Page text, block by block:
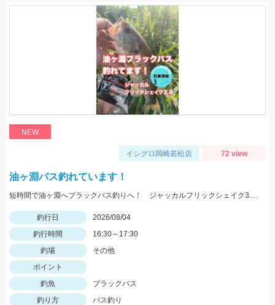
NEW
イシグロ岡崎若松店 72 view
油ヶ淵バス釣れています！
短時間で油ヶ淵へブラックバス釣りへ！ ジャッカルフリックシェイク3.8のノーシンカーワッキーでGET!
釣行日
2026/08/04
釣行時間
16:30～17:30
釣場
その他
ポイント
釣魚
ブラックバス
釣り方
バス釣り